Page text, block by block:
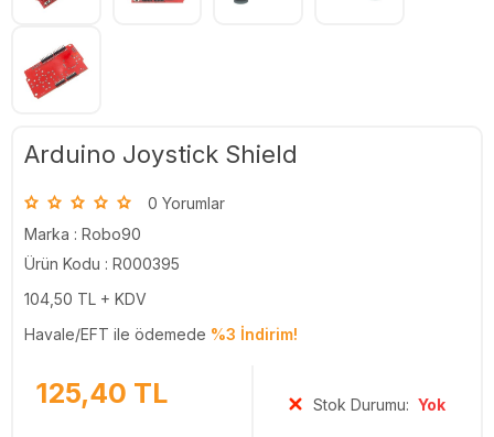
Arduino Joystick Shield
0 Yorumlar
Marka : Robo90
Ürün Kodu : R000395
104,50 TL + KDV
Havale/EFT ile ödemede %3 İndirim!
125,40 TL Stok Durumu:Yok